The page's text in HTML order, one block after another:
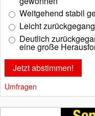
Weitgehend stabil
Leicht
Deutlich
eine große
Umfragen